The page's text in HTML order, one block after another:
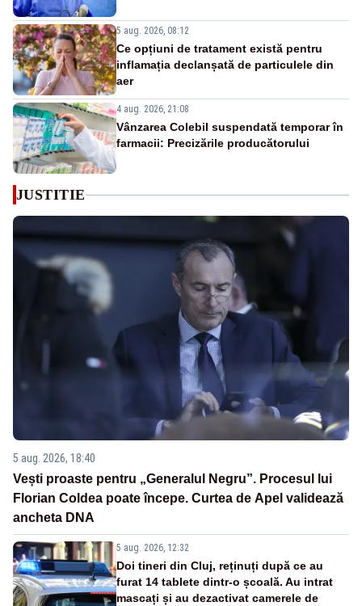
5 aug. 2026, 08:12
Ce opțiuni de tratament există pentru
inflamația declanșată de particulele din
aer
4 aug. 2026, 21:08
Vânzarea Colebil suspendată temporar în
farmacii: Precizările producătorului
JUSTITIE
5 aug. 2026, 18:40
Vești proaste pentru „Generalul Negru”. Procesul lui
Florian Coldea poate începe. Curtea de Apel validează
ancheta DNA
5 aug. 2026, 12:32
Doi tineri din Cluj, reținuți după ce au
furat 14 tablete dintr-o școală. Au intrat
mascați și au dezactivat camerele de